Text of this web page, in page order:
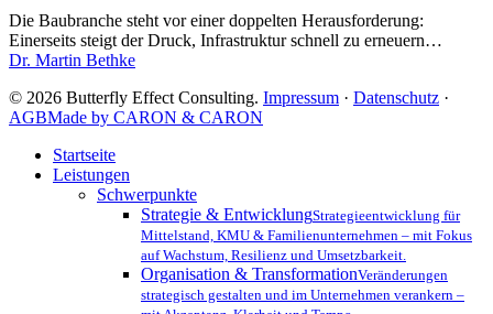
für
Strategie,
Organisation
und
Führung
Die Baubranche steht vor einer doppelten Herausforderung:
Einerseits steigt der Druck, Infrastruktur schnell zu erneuern…
Dr. Martin Bethke
© 2026 Butterfly Effect Consulting. Impressum · Datenschutz ·
AGBMade by CARON & CARON
Close
Menu
Startseite
Leistungen
Schwerpunkte
Strategie & EntwicklungStrategieentwicklung für
Mittelstand, KMU & Familienunternehmen – mit Fokus
auf Wachstum, Resilienz und Umsetzbarkeit.
Organisation & TransformationVeränderungen
strategisch gestalten und im Unternehmen verankern –